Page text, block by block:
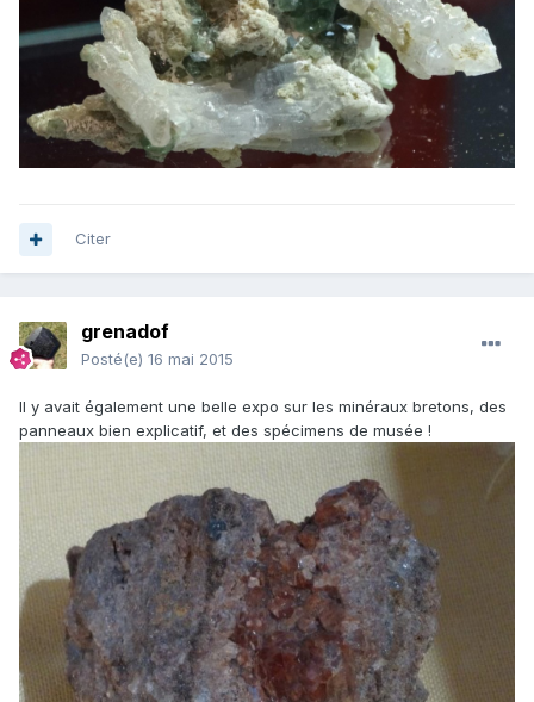
Citer
grenadof
Posté(e) 16 mai 2015
Il y avait également une belle expo sur les minéraux bretons, des
panneaux bien explicatif, et des spécimens de musée !